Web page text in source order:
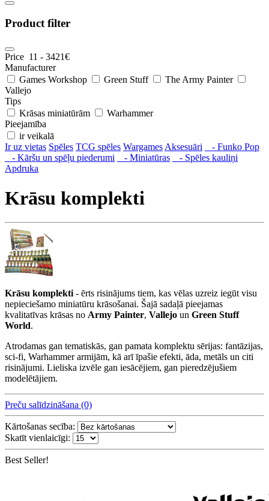
Product filter
Price 11 - 3421€
Manufacturer
Games Workshop
Green Stuff
The Army Painter
Vallejo
Tips
Krāsas miniatūrām
Warhammer
Pieejamība
ir veikalā
Ir uz vietas Spēles TCG spēles WargamesAksesuāri
- Funko Pop
- Kāršu un spēļu piederumi
- Miniatūras
- Spēles kauliņi
Apdruka
Krāsu komplekti
Krāsu komplekti - ērts risinājums tiem, kas vēlas uzreiz iegūt visu
nepieciešamo miniatūru krāsošanai. Šajā sadaļā pieejamas
kvalitatīvas krāsas no Army Painter, Vallejo un Green Stuff
World.
Atrodamas gan tematiskās, gan pamata komplektu sērijas: fantāzijas,
sci-fi, Warhammer armijām, kā arī īpašie efekti, āda, metāls un citi
risinājumi. Lieliska izvēle gan iesācējiem, gan pieredzējušiem
modelētājiem.
Preču salīdzināšana (0)
Kārtošanas secība:
Skatīt vienlaicīgi:
Best Seller!